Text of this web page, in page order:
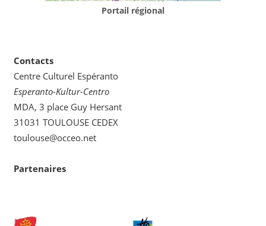
Portail régional
Contacts
Centre Culturel Espéranto
Esperanto-Kultur-Centro
MDA, 3 place Guy Hersant
31031 TOULOUSE CEDEX
toulouse@occeo.net
Partenaires